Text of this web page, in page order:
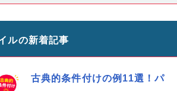
ルの新着記事
古典的条件付けの例11選！パ